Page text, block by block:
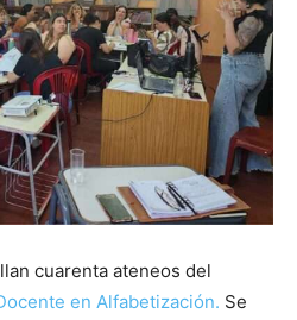
cuarenta ateneos del
en Alfabetización. Se